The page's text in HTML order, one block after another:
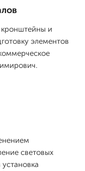
и
элементов
световых